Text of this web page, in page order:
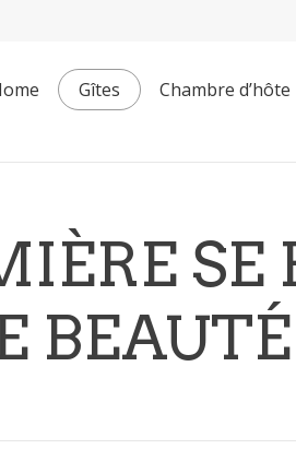
Gîtes Chambre d’hôte
SE
BEAUTÉ